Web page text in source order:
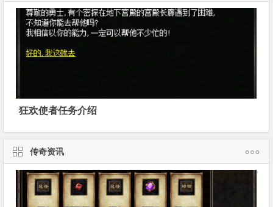
狂欢使者任务介绍
传奇资讯